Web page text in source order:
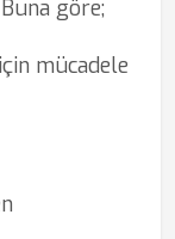
göre;
mücadele